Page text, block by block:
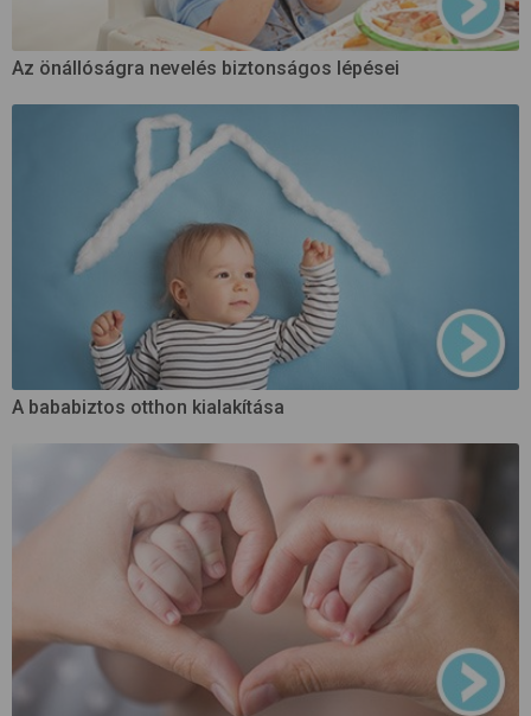
Az önállóságra nevelés biztonságos lépései
A bababiztos otthon kialakítása